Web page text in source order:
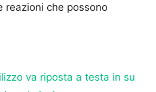
reazioni che possono
va riposta a testa in su